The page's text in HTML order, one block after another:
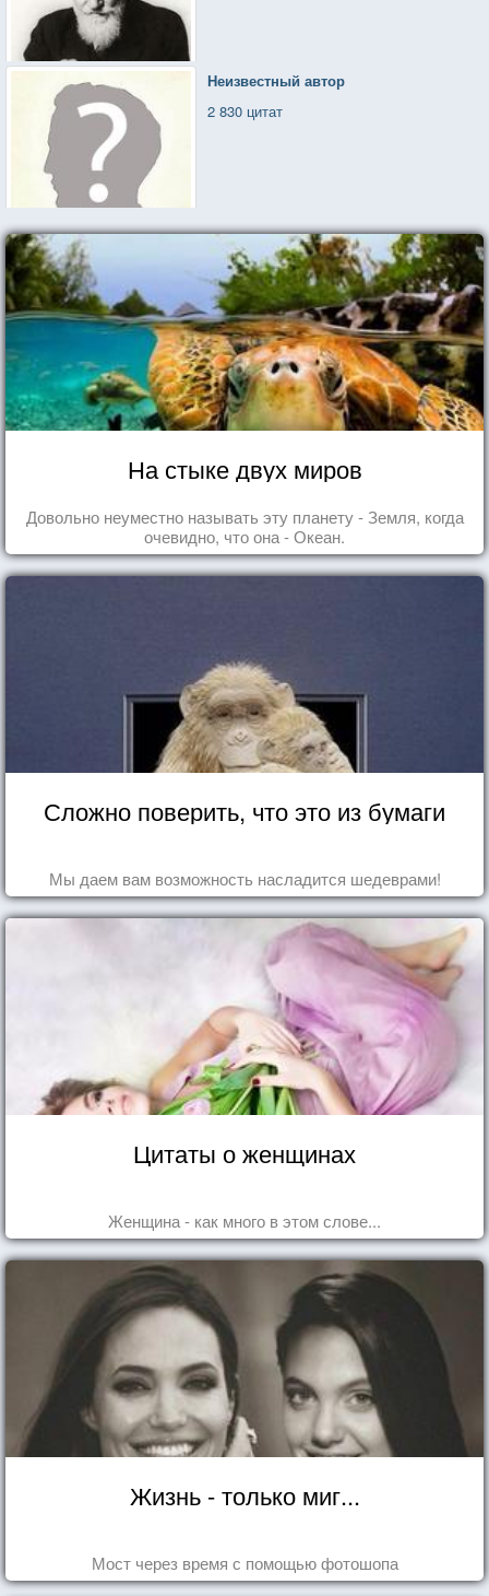
Неизвестный автор
2 830 цитат
На стыке двух миров
Довольно неуместно называть эту планету - Земля, когда
очевидно, что она - Океан.
Сложно поверить, что это из бумаги
Мы даем вам возможность насладится шедеврами!
Цитаты о женщинах
Женщина - как много в этом слове...
Жизнь - только миг...
Мост через время с помощью фотошопа